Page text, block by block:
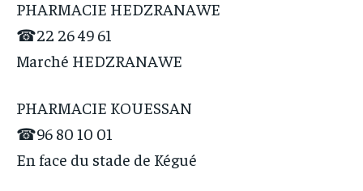
PHARMACIE HEDZRANAWE
☎22 26 49 61
Marché HEDZRANAWE
PHARMACIE KOUESSAN
☎96 80 10 01
En face du stade de Kégué